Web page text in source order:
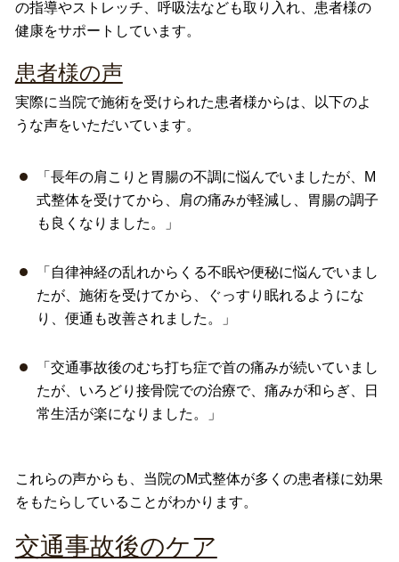
の指導やストレッチ、呼吸法なども取り入れ、患者様の
健康をサポートしています。
患者様の声
実際に当院で施術を受けられた患者様からは、以下のよ
うな声をいただいています。
「長年の肩こりと胃腸の不調に悩んでいましたが、M
式整体を受けてから、肩の痛みが軽減し、胃腸の調子
も良くなりました。」
「自律神経の乱れからくる不眠や便秘に悩んでいまし
たが、施術を受けてから、ぐっすり眠れるようにな
り、便通も改善されました。」
「交通事故後のむち打ち症で首の痛みが続いていまし
たが、いろどり接骨院での治療で、痛みが和らぎ、日
常生活が楽になりました。」
これらの声からも、当院のM式整体が多くの患者様に効果
をもたらしていることがわかります。
交通事故後のケア